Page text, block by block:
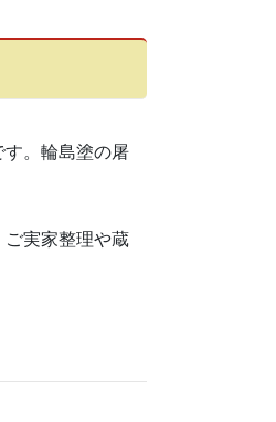
。輪島塗の屠
実家整理や蔵